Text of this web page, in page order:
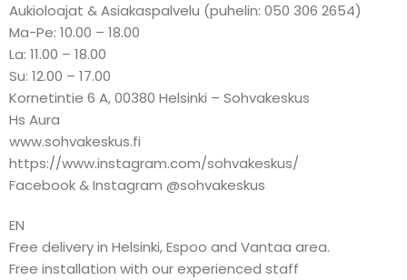
Aukioloajat & Asiakaspalvelu (puhelin: 050 306 2654)
Ma-Pe: 10.00 – 18.00
La: 11.00 – 18.00
Su: 12.00 – 17.00
Kornetintie 6 A, 00380 Helsinki – Sohvakeskus
Hs Aura
www.sohvakeskus.fi
https://www.instagram.com/sohvakeskus/
Facebook & Instagram @sohvakeskus
EN
Free delivery in Helsinki, Espoo and Vantaa area.
Free installation with our experienced staff